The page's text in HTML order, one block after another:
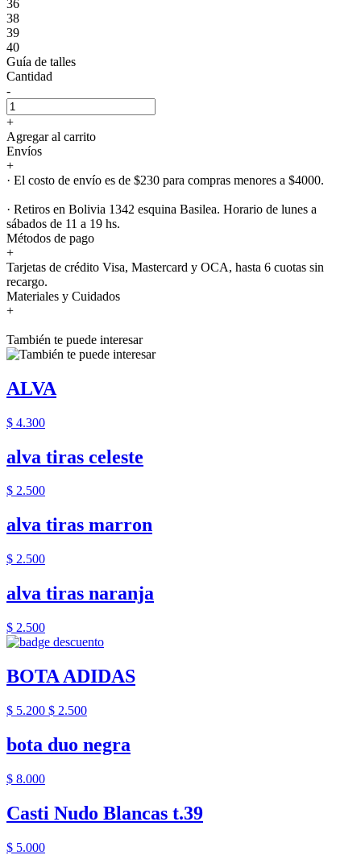
36
38
39
40
Guía de talles
Cantidad
-
+
Agregar al carrito
Envíos
+
· El costo de envío es de $230 para compras menores a $4000.
· Retiros en Bolivia 1342 esquina Basilea. Horario de lunes a
sábados de 11 a 19 hs.
Métodos de pago
+
Tarjetas de crédito Visa, Mastercard y OCA, hasta 6 cuotas sin
recargo.
Materiales y Cuidados
+
También te puede interesar
ALVA
$ 4.300
alva tiras celeste
$ 2.500
alva tiras marron
$ 2.500
alva tiras naranja
$ 2.500
BOTA ADIDAS
$ 5.200 $ 2.500
bota duo negra
$ 8.000
Casti Nudo Blancas t.39
$ 5.000